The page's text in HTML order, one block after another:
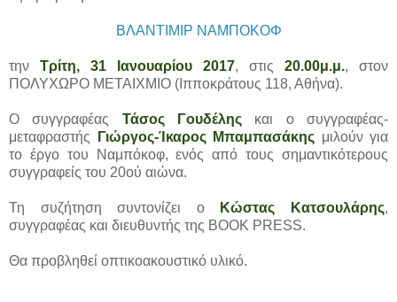
ΒΛΑΝΤΙΜΙΡ ΝΑΜΠΟΚΟΦ
την Τρίτη, 31 Ιανουαρίου 2017, στις 20.00μ.μ., στον
ΠΟΛΥΧΩΡΟ ΜΕΤΑΙΧΜΙΟ (Ιπποκράτους 118, Αθήνα).
Ο συγγραφέας Τάσος Γουδέλης και ο συγγραφέας-
μεταφραστής
Γιώργος-Ίκαρος Μπαμπασάκης μιλούν για
το έργο του Ναμπόκοφ, ενός από τους σημαντικότερους
συγγραφείς του 20ού αιώνα.
Τη συζήτηση συντονίζει ο Κώστας Κατσουλάρης,
συγγραφέας και διευθυντής της BOOK PRESS.
Θα προβληθεί οπτικοακουστικό υλικό.